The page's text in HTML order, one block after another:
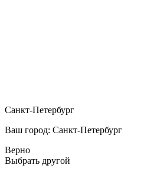
Санкт-Петербург
Ваш город: Санкт-Петербург
Верно
Выбрать другой